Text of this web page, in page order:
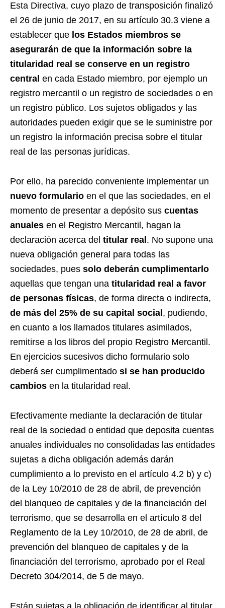
Esta Directiva, cuyo plazo de transposición finalizó
el 26 de junio de 2017, en su artículo 30.3 viene a
establecer que los Estados miembros se
asegurarán de que la información sobre la
titularidad real se conserve en un registro
central en cada Estado miembro, por ejemplo un
registro mercantil o un registro de sociedades o en
un registro público. Los sujetos obligados y las
autoridades pueden exigir que se le suministre por
un registro la información precisa sobre el titular
real de las personas jurídicas.
Por ello, ha parecido conveniente implementar un
nuevo formulario en el que las sociedades, en el
momento de presentar a depósito sus cuentas
anuales en el Registro Mercantil, hagan la
declaración acerca del titular real . No supone una
nueva obligación general para todas las
sociedades, pues solo deberán cumplimentarlo
aquellas que tengan una titularidad real a favor
de personas físicas, de forma directa o indirecta,
de más del 25% de su capital social , pudiendo,
en cuanto a los llamados titulares asimilados,
remitirse a los libros del propio Registro Mercantil.
En ejercicios sucesivos dicho formulario solo
deberá ser cumplimentado si se han producido
cambios en la titularidad real.
Efectivamente mediante la declaración de titular
real de la sociedad o entidad que deposita cuentas
anuales individuales no consolidadas las entidades
sujetas a dicha obligación además darán
cumplimiento a lo previsto en el artículo 4.2 b) y c)
de la Ley 10/2010 de 28 de abril, de prevención
del blanqueo de capitales y de la financiación del
terrorismo, que se desarrolla en el artículo 8 del
Reglamento de la Ley 10/2010, de 28 de abril, de
prevención del blanqueo de capitales y de la
financiación del terrorismo, aprobado por el Real
Decreto 304/2014, de 5 de mayo.
Están sujetas a la obligación de identificar al titular